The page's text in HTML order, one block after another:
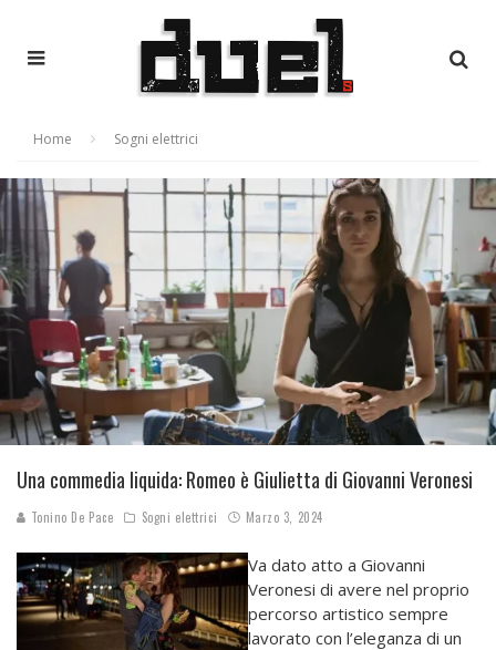
Home Sogni elettrici
Una commedia liquida: Romeo è Giulietta di Giovanni Veronesi
Tonino De Pace Sogni elettrici Marzo 3, 2024
Va dato atto a Giovanni
Veronesi di avere nel proprio
percorso artistico sempre
lavorato con l’eleganza di un